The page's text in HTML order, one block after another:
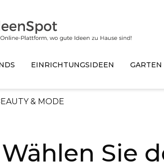
EINRICHTUNGSIDEEN GARTEN
& MODE
Wählen Sie